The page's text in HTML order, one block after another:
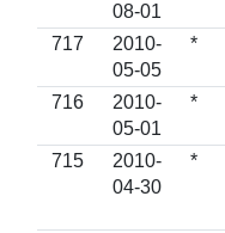
08-01
717
2010-
05-05
*
716
2010-
05-01
*
715
2010-
04-30
*